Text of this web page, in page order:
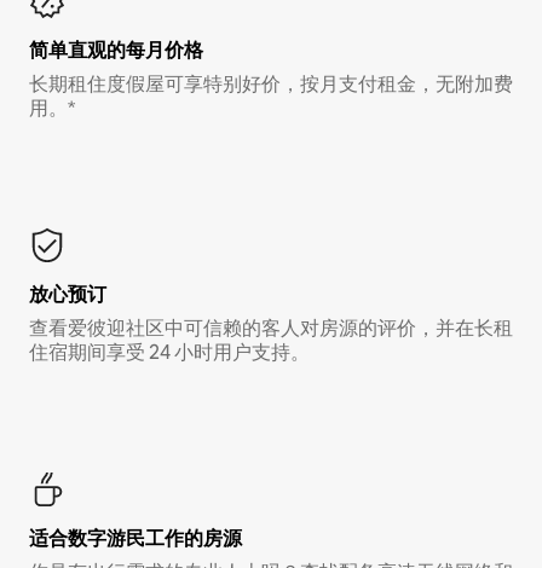
简单直观的每月价格
长期租住度假屋可享特别好价，按月支付租金，无附加费
用。*
放心预订
查看爱彼迎社区中可信赖的客人对房源的评价，并在长租
住宿期间享受 24 小时用户支持。
适合数字游民工作的房源